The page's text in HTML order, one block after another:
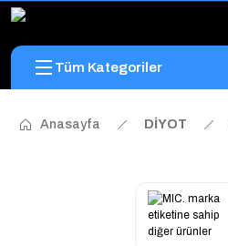
Tüm Kategoriler
Anasayfa DİYOT